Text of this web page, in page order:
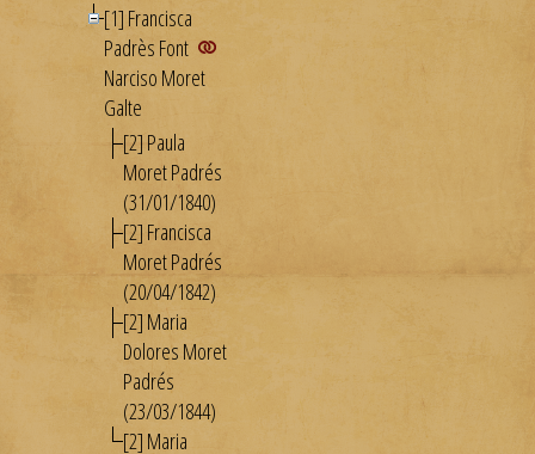
[1] Francisca
Padrès Font
Narciso Moret
Galte
[2] Paula
Moret Padrés
(31/01/1840)
[2] Francisca
Moret Padrés
(20/04/1842)
[2] Maria
Dolores Moret
Padrés
(23/03/1844)
[2] Maria